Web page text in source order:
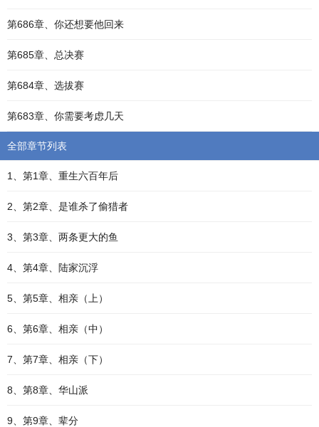
第686章、你还想要他回来
第685章、总决赛
第684章、选拔赛
第683章、你需要考虑几天
全部章节列表
1、第1章、重生六百年后
2、第2章、是谁杀了偷猎者
3、第3章、两条更大的鱼
4、第4章、陆家沉浮
5、第5章、相亲（上）
6、第6章、相亲（中）
7、第7章、相亲（下）
8、第8章、华山派
9、第9章、辈分